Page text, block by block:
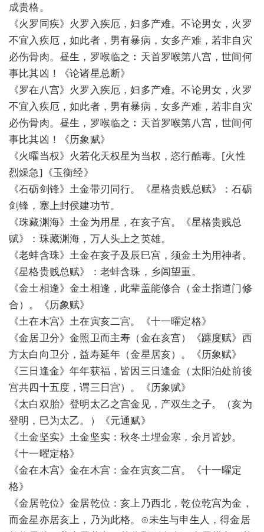
成贵格。
《火罗同疾》火罗入疾厄，妇多产难。不论男女，火罗
不宜入疾厄，如此者，男有暴病，女多产难，若非自灾
必伤骨肉。昼生，罗喉临之︰天首罗喉第八宫，世间何
事比其凶！《论诸星总断》
《罗在八宫》火罗入疾厄，妇多产难。不论男女，火罗
不宜入疾厄，如此者，男有暴病，女多产难，若非自灾
必伤骨肉。昼生，罗喉临之︰天首罗喉第八宫，世间何
事比其凶！《历象赋》
《火曜当权》火若化天权星为当权，恣行酷毒。[火性
烈燥急]《玉衡经》
《石砺剑锋》土金带刃同行。《星格贵贱总赋》：石砺
剑锋，塞上封侯建功节。
《珠藏渊海》土金为用星，在亥子宫。《星格贵贱总
赋》：珠藏渊海，万人头上之英雄。
《老蚌含珠》土金在亥子及辰巳宫，须金土为用神者。
《星格贵贱总赋》：老蚌含珠，乡闾望重。
《金土相逢》金土相逢，此辈盖能修合（金土指道门修
合）。《历象赋》
《土在木宫》土在寅亥二宫。《十一曜定格》
《金居卫分》金照卫而主寿（金在亥宫）《躔度赋》西
方太白向卫分，益寿延年（金星居亥）。《历象赋》
《三日逢金》年年获福，皆因三日逢金（太阳泊处前後
宫共四十五度，谓三日宫）。《历象赋》
《太白双胎》登明太乙之宫金见，产双生之子。（亥为
登明，巳为太乙。）《元通赋》
《土金坚实》土金坚实：秋冬土埋金寒，余月皆妙。
《十一曜定格》
《金在木宫》金在木宫：金在寅亥二宫。《十一曜定
格》
《金居乾位》金居乾位：亥上乃西北，乾位乾宫为金，
而金星亦居亥上，乃为此格。⊙未生与申生人，得金居